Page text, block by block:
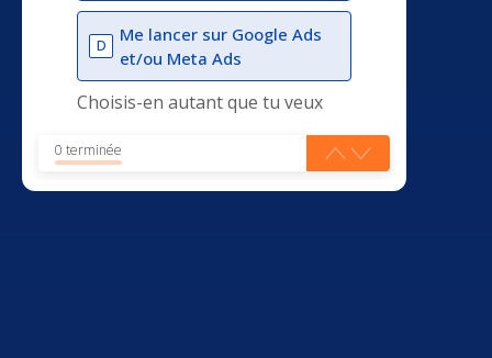
D
Me lancer sur Google Ads
et/ou Meta Ads
Choisis-en autant que tu veux
0 terminée